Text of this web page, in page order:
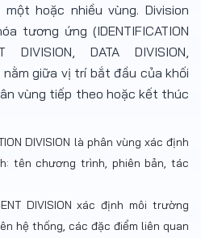
hoặc nhiều vùng. Division
tương ứng (IDENTIFICATION
DIVISION, DATA DIVISION,
nằm giữa vị trí bắt đầu của khối
vùng tiếp theo hoặc kết thúc
DIVISION là phân vùng xác định
tên chương trình, phiên bản, tác
DIVISION xác định môi trường
hệ thống, các đặc điểm liên quan